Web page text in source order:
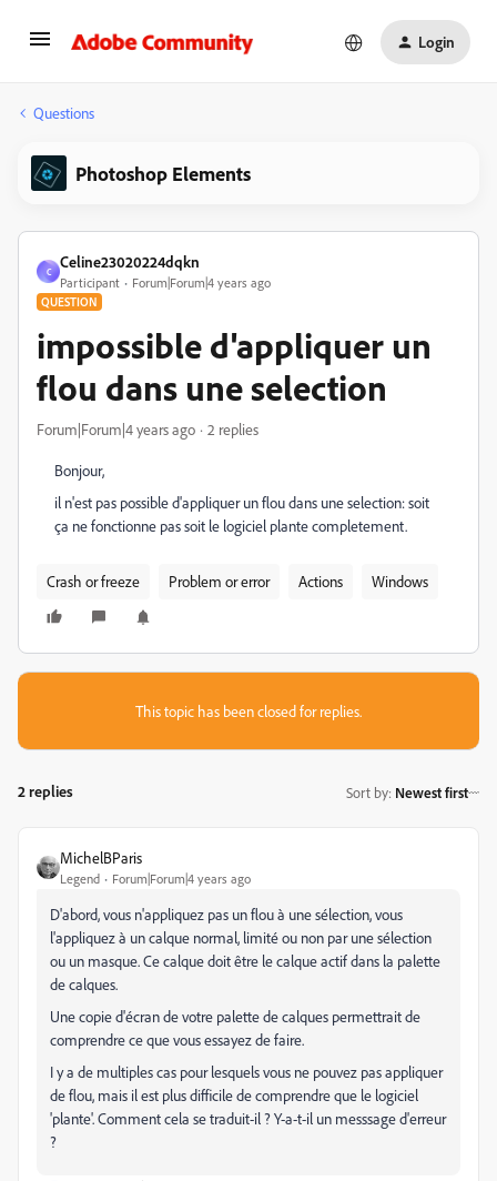
Login
Questions
Photoshop Elements
C
Celine23020224dqkn
Participant Forum|Forum|4 years ago
QUESTION
impossible d'appliquer un
flou dans une selection
Forum|Forum|4 years ago 2 replies
Bonjour,
il n'est pas possible d'appliquer un flou dans une selection: soit
ça ne fonctionne pas soit le logiciel plante completement.
Crash or freeze Problem or error Actions Windows
This topic has been closed for replies.
2 replies Sort by: Newest first
MichelBParis
Legend Forum|Forum|4 years ago
D'abord, vous n'appliquez pas un flou à une sélection, vous
l'appliquez à un calque normal, limité ou non par une sélection
ou un masque. Ce calque doit être le calque actif dans la palette
de calques.
Une copie d'écran de votre palette de calques permettrait de
comprendre ce que vous essayez de faire.
I y a de multiples cas pour lesquels vous ne pouvez pas appliquer
de flou, mais il est plus difficile de comprendre que le logiciel
'plante'. Comment cela se traduit-il ? Y-a-t-il un messsage d'erreur
?